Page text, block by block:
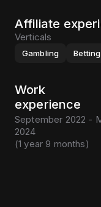
Affiliate
Verticals
Gambling Betting
Work
experience
September 2022 -
2024
(1 year 9 months)